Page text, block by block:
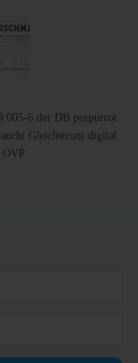
005-6 der DB purpurrot
Gleichstrom digital
OVP